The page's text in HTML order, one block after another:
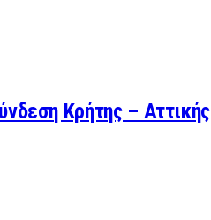
Κρήτης – Αττικής